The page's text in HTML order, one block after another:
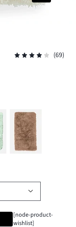
(69)
[node-product-
wishlist]